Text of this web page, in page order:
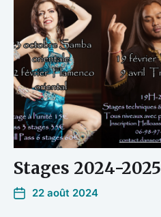
Stages 2024-2025
22 août 2024